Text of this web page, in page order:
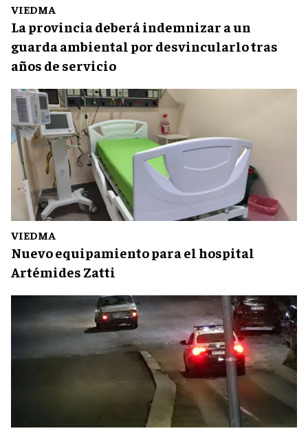
VIEDMA
La provincia deberá indemnizar a un
guarda ambiental por desvincularlo tras
años de servicio
VIEDMA
Nuevo equipamiento para el hospital
Artémides Zatti